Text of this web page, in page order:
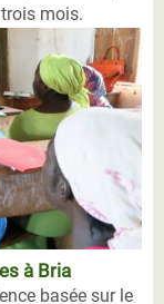
mois.
à Bria
basée sur le